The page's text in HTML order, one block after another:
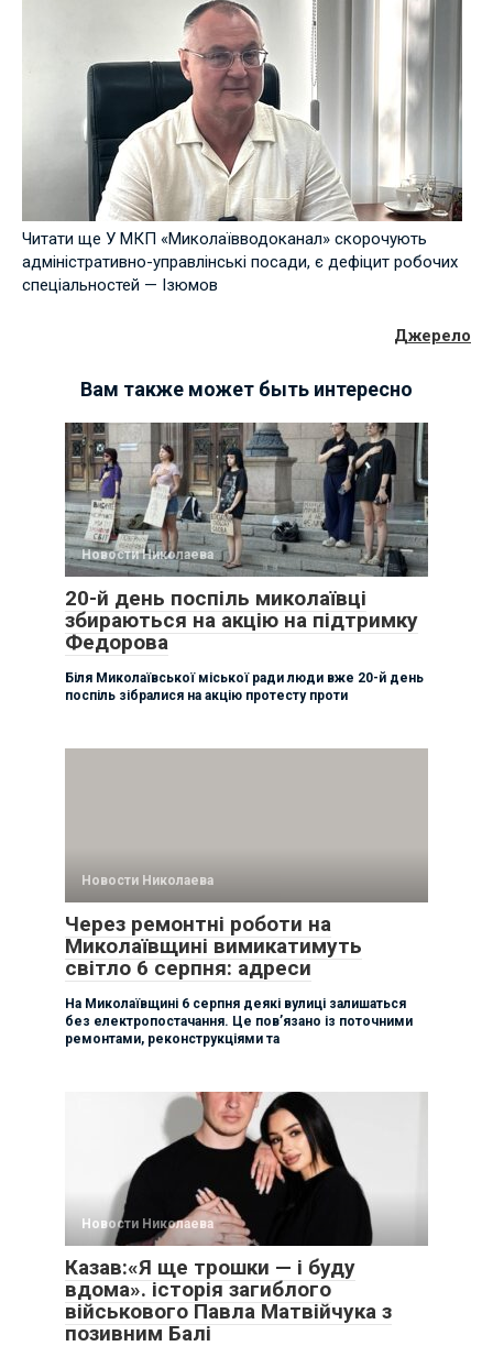
Читати ще У МКП «Миколаївводоканал» скорочують
адміністративно-управлінські посади, є дефіцит робочих
спеціальностей — Ізюмов
Джерело
Вам также может быть интересно
Новости Николаева
20-й день поспіль миколаївці
збираються на акцію на підтримку
Федорова
Біля Миколаївської міської ради люди вже 20-й день
поспіль зібралися на акцію протесту проти
Новости Николаева
Через ремонтні роботи на
Миколаївщині вимикатимуть
світло 6 серпня: адреси
На Миколаївщині 6 серпня деякі вулиці залишаться
без електропостачання. Це пов’язано із поточними
ремонтами, реконструкціями та
Новости Николаева
Казав:«Я ще трошки — і буду
вдома». історія загиблого
військового Павла Матвійчука з
позивним Балі